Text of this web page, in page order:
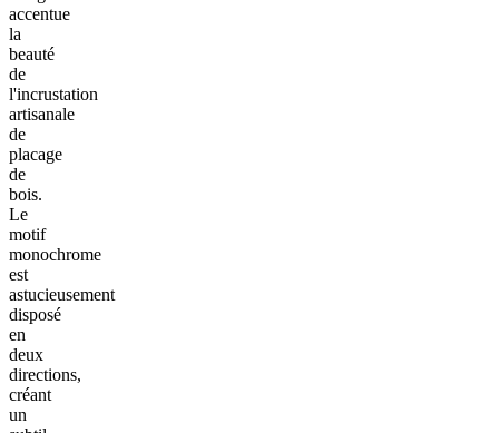
accentue
la
beauté
de
l'incrustation
artisanale
de
placage
de
bois.
Le
motif
monochrome
est
astucieusement
disposé
en
deux
directions,
créant
un